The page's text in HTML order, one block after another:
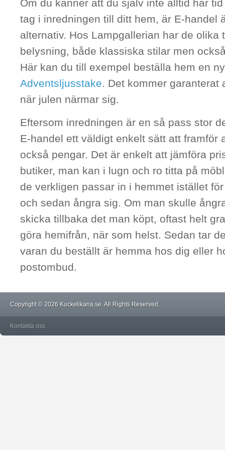
Om du känner att du själv inte alltid har
tag i inredningen till ditt hem, är E-handel
alternativ. Hos Lampgallerian har de olika
belysning, både klassiska stilar men
Här kan du till exempel beställa hem en
Adventsljusstake. Det kommer garanterat
när julen närmar sig.
Eftersom inredningen är en så pass stor
E-handel ett väldigt enkelt sätt att framför
också pengar. Det är enkelt att jämföra
butiker, man kan i lugn och ro titta på
de verkligen passar in i hemmet istället
och sedan ångra sig. Om man skulle
skicka tillbaka det man köpt, oftast helt
göra hemifrån, när som helst. Sedan tar
varan du beställt är hemma hos dig eller
postombud.
Copyright © 2026 Kuckelikana.se. All Rights Reserved.
Kontakta oss